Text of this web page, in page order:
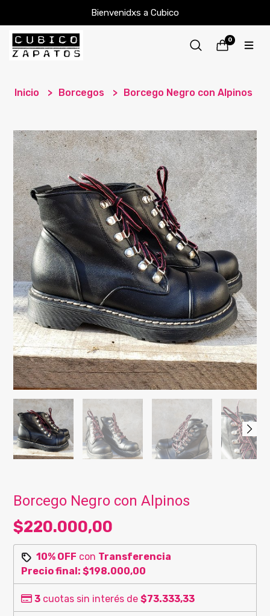
Bienvenidxs a Cubico
0
Inicio Borcegos Borcego Negro con Alpinos
Borcego Negro con Alpinos
$220.000,00
10% OFF con Transferencia
Precio final:$198.000,00
3 cuotas sin interés de$73.333,33